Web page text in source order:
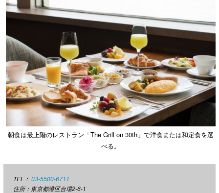
朝食は最上階のレストラン「The Grill on 30th」で洋食または和定食を選
べる。
TEL： 03-5500-6711
住所：東京都港区台場2-6-1